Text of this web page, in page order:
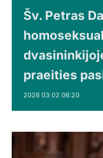
Šv. Petras
praeities
2026 03 02 06:20